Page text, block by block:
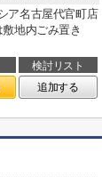
ア名古屋代官町店
地内ごみ置き
検討リスト
追加する